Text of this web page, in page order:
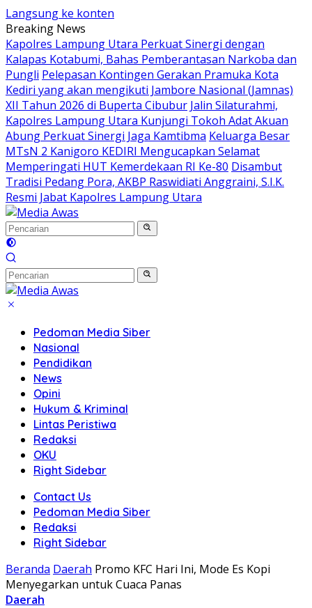
Langsung ke konten
Breaking News
Kapolres Lampung Utara Perkuat Sinergi dengan
Kalapas Kotabumi, Bahas Pemberantasan Narkoba dan
Pungli Pelepasan Kontingen Gerakan Pramuka Kota
Kediri yang akan mengikuti Jambore Nasional (Jamnas)
XII Tahun 2026 di Buperta Cibubur Jalin Silaturahmi,
Kapolres Lampung Utara Kunjungi Tokoh Adat Akuan
Abung Perkuat Sinergi Jaga Kamtibma Keluarga Besar
MTsN 2 Kanigoro KEDIRI Mengucapkan Selamat
Memperingati HUT Kemerdekaan RI Ke-80 Disambut
Tradisi Pedang Pora, AKBP Raswidiati Anggraini, S.I.K.
Resmi Jabat Kapolres Lampung Utara
Pedoman Media Siber
Nasional
Pendidikan
News
Opini
Hukum & Kriminal
Lintas Peristiwa
Redaksi
OKU
Right Sidebar
Contact Us
Pedoman Media Siber
Redaksi
Right Sidebar
Beranda Daerah Promo KFC Hari Ini, Mode Es Kopi
Menyegarkan untuk Cuaca Panas
Daerah